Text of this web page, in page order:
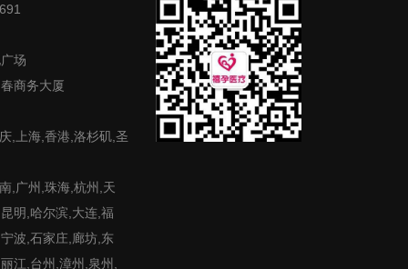
场
商务大厦
,上海,香港,洛杉矶,圣
,广州,珠海,杭州,天
明,哈尔滨,大连,福
波,石家庄,廊坊,东
江,台州,漳州,泉州,